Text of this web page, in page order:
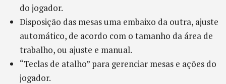
do jogador.
Disposição das mesas uma embaixo da outra, ajuste
automático, de acordo com o tamanho da área de
trabalho, ou ajuste e manual.
“Teclas de atalho” para gerenciar mesas e ações do
jogador.